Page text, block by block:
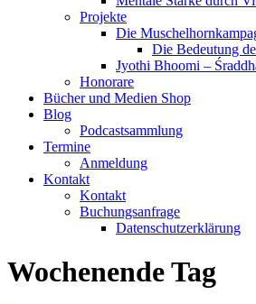
Projekte
Die
Die Bedeutung
Jyothi Bhoomi –
Honorare
Bücher und Medien Shop
Blog
Podcastsammlung
Termine
Anmeldung
Kontakt
Kontakt
Buchungsanfrage
Datenschutzerklärung
Wochenende Tag